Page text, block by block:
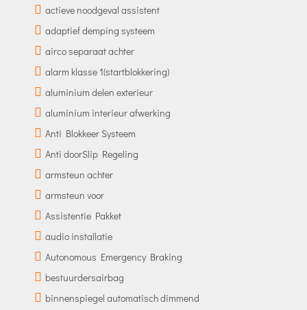
actieve noodgeval assistent
adaptief demping systeem
airco separaat achter
alarm klasse 1(startblokkering)
aluminium delen exterieur
aluminium interieur afwerking
Anti Blokkeer Systeem
Anti doorSlip Regeling
armsteun achter
armsteun voor
Assistentie Pakket
audio installatie
Autonomous Emergency Braking
bestuurdersairbag
binnenspiegel automatisch dimmend